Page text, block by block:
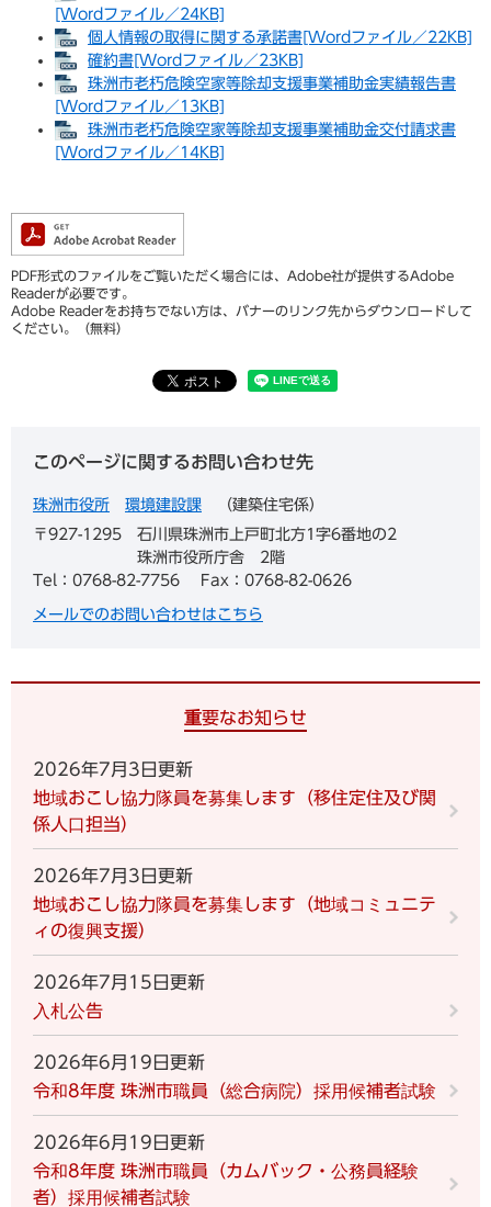
[Wordファイル／24KB]
個人情報の取得に関する承諾書[Wordファイル／22KB]
確約書[Wordファイル／23KB]
珠洲市老朽危険空家等除却支援事業補助金実績報告書
[Wordファイル／13KB]
珠洲市老朽危険空家等除却支援事業補助金交付請求書
[Wordファイル／14KB]
PDF形式のファイルをご覧いただく場合には、Adobe社が提供するAdobe
Readerが必要です。
Adobe Readerをお持ちでない方は、バナーのリンク先からダウンロードして
ください。（無料）
このページに関するお問い合わせ先
珠洲市役所 環境建設課
建築住宅係
〒927-1295
石川県珠洲市上戸町北方1字6番地の2
珠洲市役所庁舎 2階
Tel：0768-82-7756
Fax：0768-82-0626
メールでのお問い合わせはこちら
重要なお知らせ
2026年7月3日更新
地域おこし協力隊員を募集します（移住定住及び関
係人口担当）
2026年7月3日更新
地域おこし協力隊員を募集します（地域コミュニテ
ィの復興支援）
2026年7月15日更新
入札公告
2026年6月19日更新
令和8年度 珠洲市職員（総合病院）採用候補者試験
2026年6月19日更新
令和8年度 珠洲市職員（カムバック・公務員経験
者）採用候補者試験